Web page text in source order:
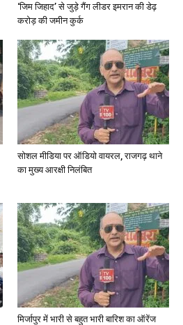
‘जिम जिहाद’ से जुड़े गैंग लीडर इमरान की डेढ़
करोड़ की जमीन कुर्क
सोशल मीडिया पर ऑडियो वायरल, राजगढ़ थाने
का मुख्य आरक्षी निलंबित
मिर्जापुर में भारी से बहुत भारी बारिश का ऑरेंज